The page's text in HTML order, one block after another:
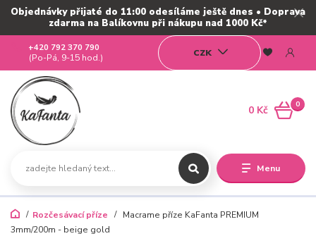
Objednávky přijaté do 11:00 odesíláme ještě dnes • Doprava
zdarma na Balíkovnu při nákupu nad 1000 Kč*
Menu
CZK
+420 792 370 790
(Po-Pá, 9-15 hod.)
0
0 Kč
Rozčesávací příze
Macrame příze KaFanta PREMIUM
3mm/200m - beige gold